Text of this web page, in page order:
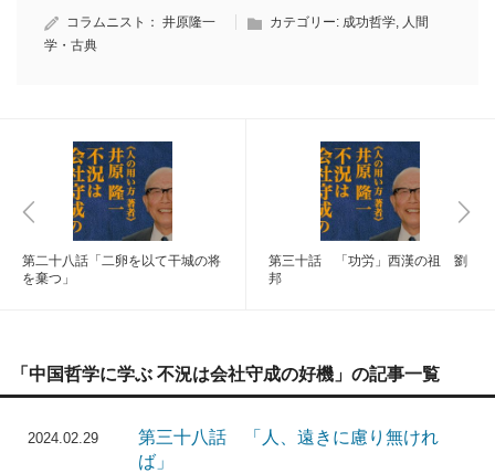
コラムニスト： 井原隆一 カテゴリー: 成功哲学, 人間
学・古典
第二十八話「二卵を以て干城の将
を棄つ」
第三十話 「功労」西漢の祖 劉
邦
「中国哲学に学ぶ 不況は会社守成の好機」の記事一覧
2024.02.29
第三十八話 「人、遠きに慮り無けれ
ば」